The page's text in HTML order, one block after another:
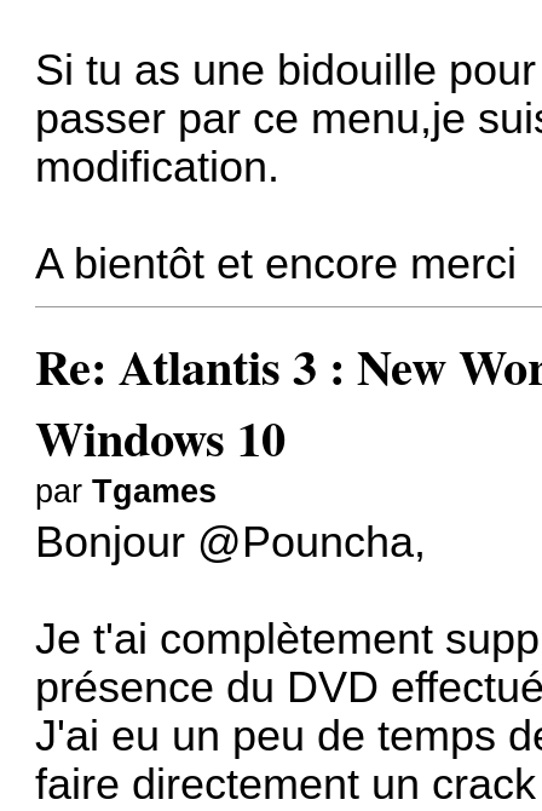
Si tu as une bidouille
passer par ce menu,je
modification.
A bientôt et encore merci
Re: Atlantis 3 : New
Windows 10
parTgames
Bonjour @Pouncha,
Je t'ai complètement
présence du DVD
J'ai eu un peu de temps
faire directement un